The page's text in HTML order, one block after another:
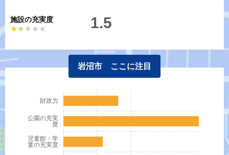
施設の充実度
★★★★★
★★★★★ 1.5
岩沼市 ここに注目
児童館・学
童の充実度
公園の充実
度
財政力